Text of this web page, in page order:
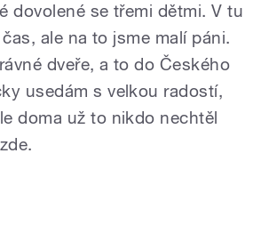
dovolené se třemi dětmi. V tu
ale na to jsme malí páni.
dveře, a to do Českého
usedám s velkou radostí,
doma už to nikdo nechtěl